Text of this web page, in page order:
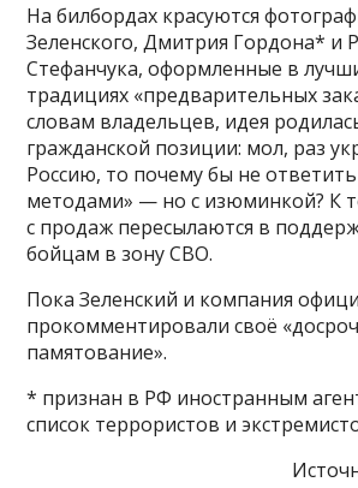
На билбордах красуются
Зеленского, Дмитрия Гордона* и
Стефанчука, оформленные в
традициях «предварительных
словам владельцев, идея
гражданской позиции: мол, раз
Россию, то почему бы не
методами» — но с изюминкой? К
с продаж пересылаются в
бойцам в зону СВО.
Пока Зеленский и компания
прокомментировали своё
памятование».
* признан в РФ иностранным
список террористов и